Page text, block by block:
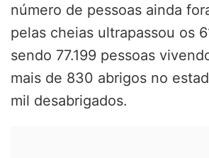
número de pessoas ainda
pelas cheias ultrapassou os
sendo 77.199 pessoas
mais de 830 abrigos no
mil desabrigados.